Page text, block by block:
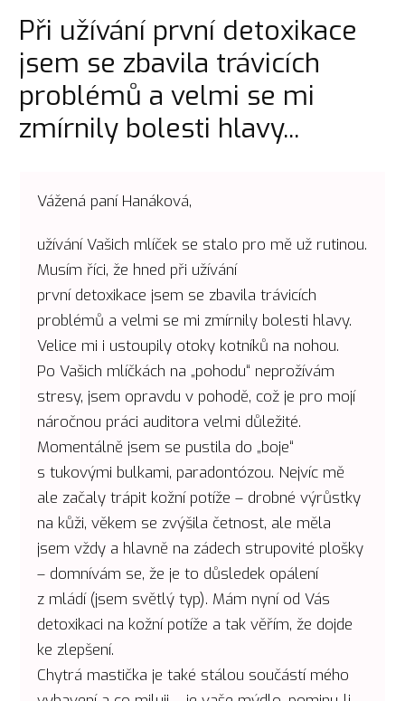
Při užívání první detoxikace
jsem se zbavila trávicích
problémů a velmi se mi
zmírnily bolesti hlavy...
Vážená paní Hanáková,
užívání Vašich mlíček se stalo pro mě už rutinou.
Musím říci, že hned při užívání
první detoxikace jsem se zbavila trávicích
problémů a velmi se mi zmírnily bolesti hlavy.
Velice mi i ustoupily otoky kotníků na nohou.
Po Vašich mlíčkách na „pohodu“ neprožívám
stresy, jsem opravdu v pohodě, což je pro mojí
náročnou práci auditora velmi důležité.
Momentálně jsem se pustila do „boje“
s tukovými bulkami, paradontózou. Nejvíc mě
ale začaly trápit kožní potíže – drobné výrůstky
na kůži, věkem se zvýšila četnost, ale měla
jsem vždy a hlavně na zádech strupovité plošky
– domnívám se, že je to důsledek opálení
z mládí (jsem světlý typ). Mám nyní od Vás
detoxikaci na kožní potíže a tak věřím, že dojde
ke zlepšení.
Chytrá mastička je také stálou součástí mého